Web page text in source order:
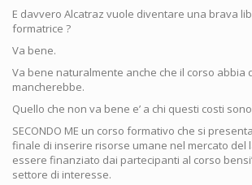
E davvero Alcatraz vuole diventare una brava
formatrice ?
Va bene.
Va bene naturalmente anche che il corso abbia
mancherebbe.
Quello che non va bene e’ a chi questi costi
SECONDO ME un corso formativo che si
finale di inserire risorse umane nel mercato del
essere finanziato dai partecipanti al corso
settore di interesse.